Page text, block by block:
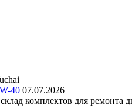
40 07.07.2026
комплектов для ремонта